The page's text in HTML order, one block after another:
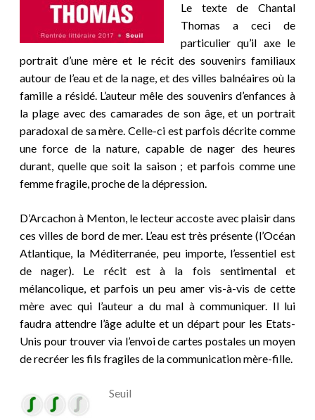
Le texte de Chantal
Thomas a ceci de
particulier qu’il axe le
portrait d’une mère et le récit des souvenirs familiaux
autour de l’eau et de la nage, et des villes balnéaires où la
famille a résidé. L’auteur mêle des souvenirs d’enfances à
la plage avec des camarades de son âge, et un portrait
paradoxal de sa mère. Celle-ci est parfois décrite comme
une force de la nature, capable de nager des heures
durant, quelle que soit la saison ; et parfois comme une
femme fragile, proche de la dépression.
D’Arcachon à Menton, le lecteur accoste avec plaisir dans
ces villes de bord de mer. L’eau est très présente (l’Océan
Atlantique, la Méditerranée, peu importe, l’essentiel est
de nager). Le récit est à la fois sentimental et
mélancolique, et parfois un peu amer vis-à-vis de cette
mère avec qui l’auteur a du mal à communiquer. Il lui
faudra attendre l’âge adulte et un départ pour les Etats-
Unis pour trouver via l’envoi de cartes postales un moyen
de recréer les fils fragiles de la communication mère-fille.
Seuil